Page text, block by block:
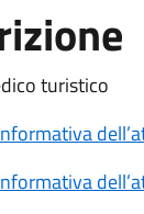
turistico